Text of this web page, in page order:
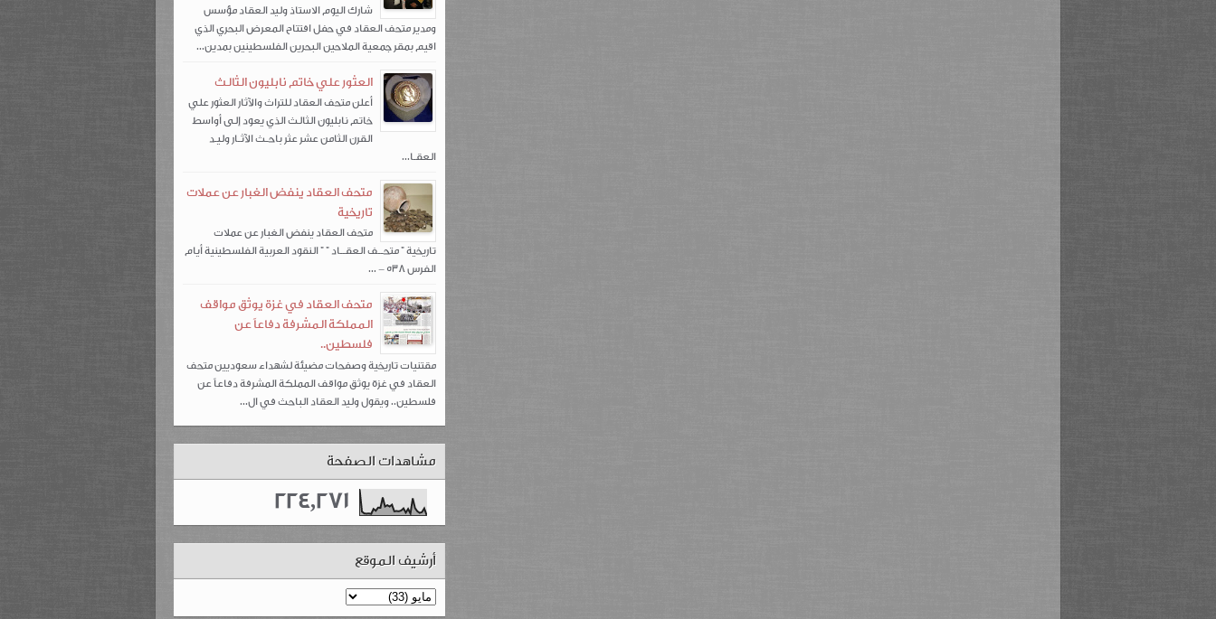
شارك اليوم الاستاذ وليد العقاد مؤسس
ومدير متحف العقاد في حفل افتتاح المعرض البحري الذي
اقيم بمقر جمعية الملاحين البحرين الفلسطينين بمدين...
العثور علي خاتم نابليون الثالث
أعلن متحف العقاد للتراث والآثار العثور علي
خاتم نابليون الثالث الذي يعود إلى أواسط
القرن الثامن عشر عثر باحـث الآثـار وليـد
العقـا...
متحف العقاد ينفض الغبار عن عملات
تاريخية
متحف العقاد ينفض الغبار عن عملات
تاريخية " متحــف العقــاد " " النقود العربية الفلسطينية أيام
الفرس 538 – ...
متحف العقاد في غزة يوثق مواقف
المملكة المشرفة دفاعاً عن
فلسطين..
مقتنيات تاريخية وصفحات مضيئة لشهداء سعوديين متحف
العقاد في غزة يوثق مواقف المملكة المشرفة دفاعاً عن
فلسطين.. ويقول وليد العقاد الباحث في ال...
مشاهدات الصفحة
224,271
أرشيف الموقع